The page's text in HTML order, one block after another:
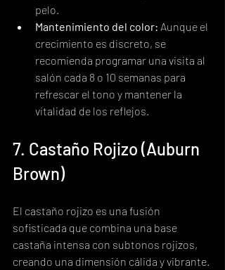
pelo.
Mantenimiento del color: Aunque el
crecimiento es discreto, se
recomienda programar una visita al
salón cada 8 o 10 semanas para
refrescar el tono y mantener la
vitalidad de los reflejos.
7. Castaño Rojizo (Auburn
Brown)
El castaño rojizo es una fusión
sofisticada que combina una base
castaña intensa con subtonos rojizos,
creando una dimensión cálida y vibrante.